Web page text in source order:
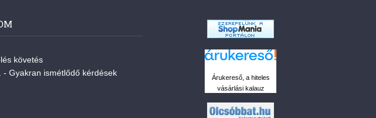
követés
- Gyakran ismétlődő kérdések
Árukereső, a hiteles
vásárlási kalauz